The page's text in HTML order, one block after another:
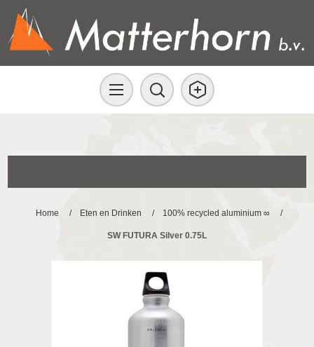
Home / Eten en Drinken / 100% recycled aluminium ∞ /
SW FUTURA Silver 0.75L